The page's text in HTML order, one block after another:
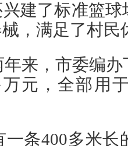
建了标准篮
，满足了村民
来，市委编
元，全部用
条400多米长